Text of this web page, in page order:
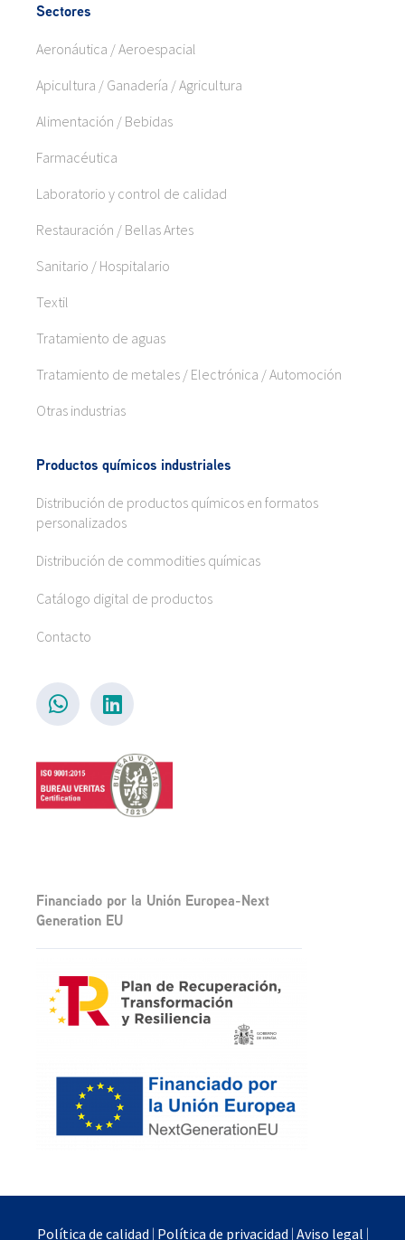
Sectores
Aeronáutica / Aeroespacial
Apicultura / Ganadería / Agricultura
Alimentación / Bebidas
Farmacéutica
Laboratorio y control de calidad
Restauración / Bellas Artes
Sanitario / Hospitalario
Textil
Tratamiento de aguas
Tratamiento de metales / Electrónica / Automoción
Otras industrias
Productos químicos industriales
Distribución de productos químicos en formatos
personalizados
Distribución de commodities químicas
Catálogo digital de productos
Contacto
Financiado por la Unión Europea-Next
Generation EU
Política de calidad | Política de privacidad | Aviso legal |